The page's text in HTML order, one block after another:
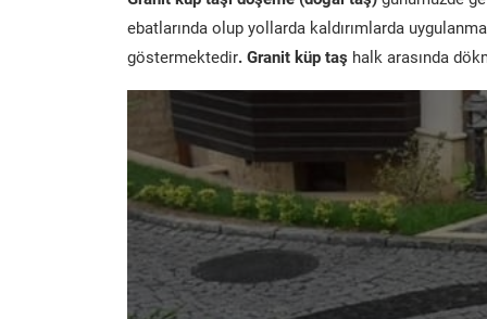
ebatlarında olup yollarda kaldırımlarda
göstermektedir. Granit küp taş halk arasında